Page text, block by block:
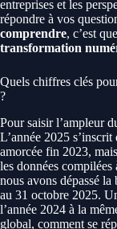
entreprises et les
répondre à vos
comprendre, c’est
transformation
Quels chiffres clés
?
Pour saisir l’ampleur
L’année 2025
amorcée fin 2023,
les données
nous avons dépassé la
au 31 octobre 2025.
l’année 2024 à la
global, comment se